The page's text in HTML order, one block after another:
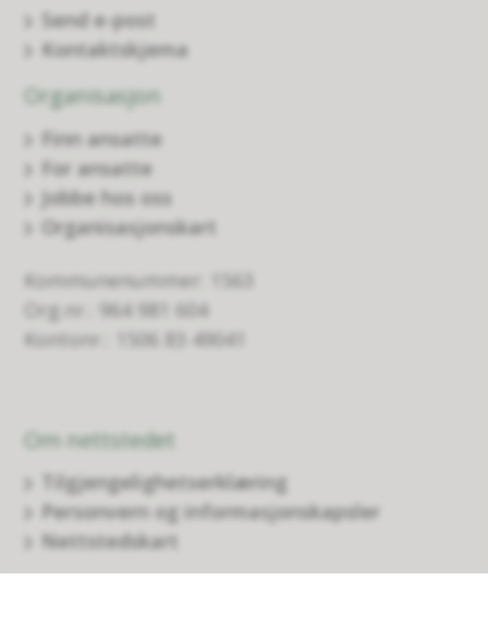
Send e-post
Kontaktskjema
Organisasjon
Finn ansatte
For ansatte
Jobbe hos oss
Organisasjonskart
Kommunenummer: 1563
Org.nr.: 964 981 604
Kontonr.: 1506 83 49041
Om nettstedet
Tilgjengelighetserklæring
Personvern og informasjonskapsler
Nettstedskart